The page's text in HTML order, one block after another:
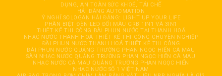
DỤNG, AN TOÀN SỨC KHOẺ, TÁI CHẾ
HẢI ĐĂNG AUTOMATION
Ý NGHĨ SOLOGAN HẢI ĐĂNG: LIGHT UP YOUR LIFE
PHÂN BIỆT ĐÈN LED ĐỔI MÀU GRB 1IN1 VÀ 3IN1
THIẾT KẾ THI CÔNG ĐÀI PHUN NƯỚC TẠI THANH HOÁ
NHẠC NƯỚC THANH HOÁ THIẾT KẾ THI CÔNG CHUYÊN NGHIỆP
ĐÀI PHUN NƯỚC THANH HOÁ THIẾT KẾ THI CÔNG
ĐÀI PHUN NƯỚC QUẢNG TRƯỜNG PHAN NGỌC HIỂN CÀ MAU
SÀN NHẠC NƯỚC QUẢNG TRƯỜNG PHAN NGỌC HIỂN CÀ MAU
NHẠC NƯỚC CÀ MAU QUẢNG TRƯỜNG PHAN NGỌC HIỂN
NHẠC NƯỚC SỐ 1 VIỆT NAM